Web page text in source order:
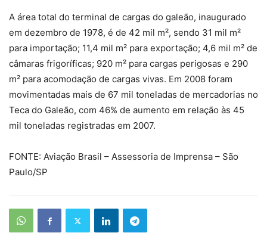
A área total do terminal de cargas do galeão, inaugurado
em dezembro de 1978, é de 42 mil m², sendo 31 mil m²
para importação; 11,4 mil m² para exportação; 4,6 mil m² de
câmaras frigoríficas; 920 m² para cargas perigosas e 290
m² para acomodação de cargas vivas. Em 2008 foram
movimentadas mais de 67 mil toneladas de mercadorias no
Teca do Galeão, com 46% de aumento em relação às 45
mil toneladas registradas em 2007.
FONTE: Aviação Brasil – Assessoria de Imprensa – São
Paulo/SP